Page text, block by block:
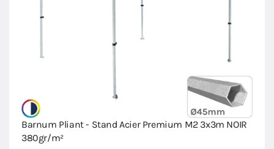
Barnum Pliant - Stand Acier Premium M2 3x3m NOIR
380gr/m²